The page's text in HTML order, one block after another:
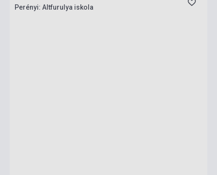
Perényi: Altfurulya iskola